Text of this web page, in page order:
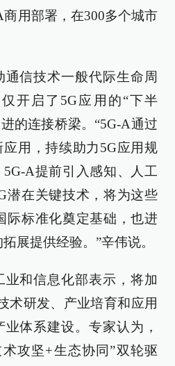
用部署，在300多个城市
信技术一般代际生命周
开启了5G应用的“下半
的连接桥梁。“5G-A通过
用，持续助力5G应用规
A提前引入感知、人工
潜在关键技术，将为这些
际标准化奠定基础，也进
展提供经验。”辛伟说。
和信息化部表示，将加
术研发、产业培育和应用
体系建设。专家认为，
攻坚+生态协同”双轮驱